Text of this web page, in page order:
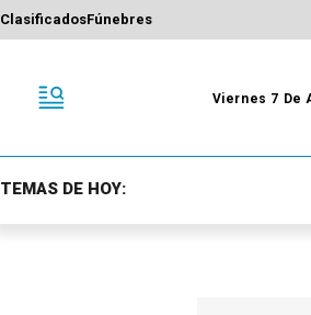
ClasificadosFúnebres
Viernes 7 De
TEMAS DE HOY: